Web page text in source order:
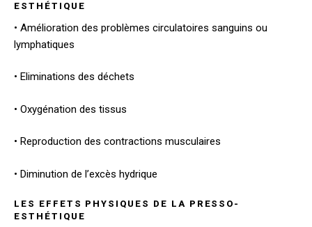
ESTHÉTIQUE
• Amélioration des problèmes circulatoires sanguins ou
lymphatiques
• Eliminations des déchets
• Oxygénation des tissus
• Reproduction des contractions musculaires
• Diminution de l’excès hydrique
LES EFFETS PHYSIQUES DE LA PRESSO-
ESTHÉTIQUE